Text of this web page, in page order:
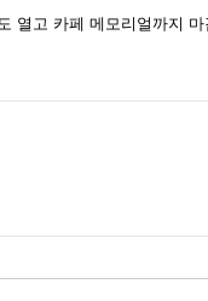
열고 카페 메모리얼까지